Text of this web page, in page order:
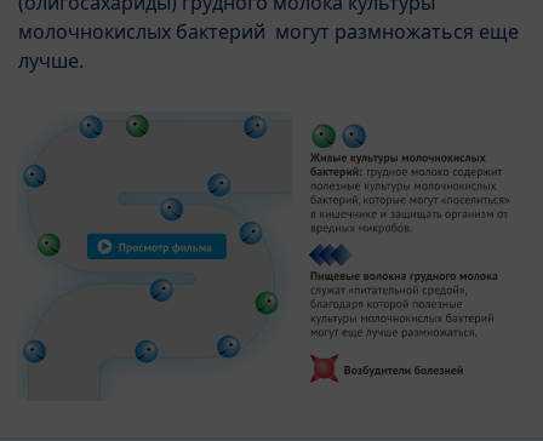
молочнокислых бактерий могут размножаться еще
лучше.